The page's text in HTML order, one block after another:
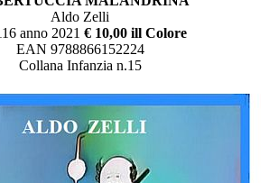
Aldo Zelli
anno 2021 € 10,00 ill Colore
EAN 9788866152224
Collana Infanzia n.15